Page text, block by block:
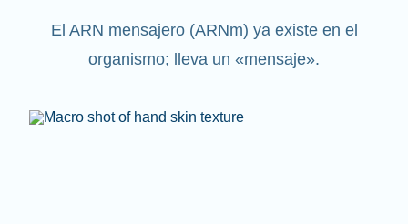
El ARN mensajero (ARNm) ya existe en el
organismo; lleva un «mensaje».